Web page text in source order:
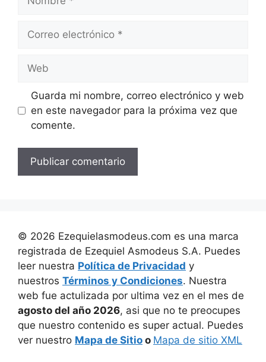
electrónico
Guarda mi nombre, correo electrónico y web
en este navegador para la próxima vez que
comente.
© 2026 Ezequielasmodeus.com es una marca
registrada de Ezequiel Asmodeus S.A. Puedes
leer nuestra Política de Privacidad y
nuestros Términos y Condiciones. Nuestra
web fue actulizada por ultima vez en el mes de
agosto del año 2026, asi que no te preocupes
que nuestro contenido es super actual. Puedes
ver nuestro Mapa de Sitio o Mapa de sitio XML